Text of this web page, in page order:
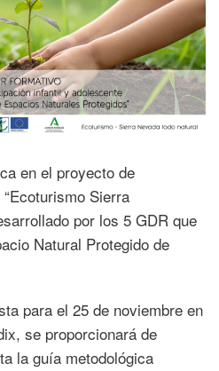
en el proyecto de
Sierra
por los 5 GDR que
Natural Protegido de
para el 25 de noviembre en
se proporcionará de
la guía metodológica